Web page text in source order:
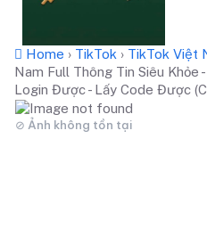
Home › TikTok › TikTok Việt
Nam Full Thông Tin Siêu Khỏe
Login Được - Lấy Code Được